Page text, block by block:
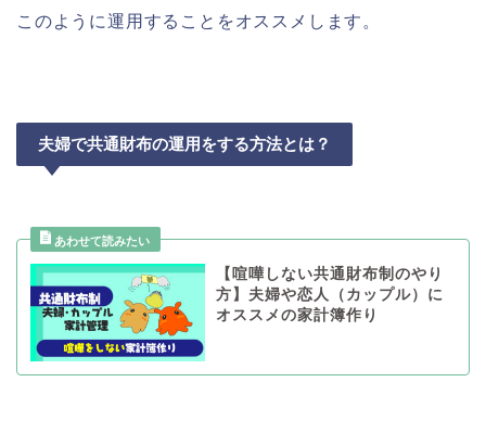
このように運用することをオススメします。
夫婦で共通財布の運用をする方法とは？
【喧嘩しない共通財布制のやり
方】夫婦や恋人（カップル）に
オススメの家計簿作り